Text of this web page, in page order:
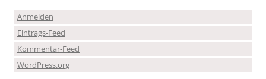
Anmelden
Eintrags-Feed
Kommentar-Feed
WordPress.org